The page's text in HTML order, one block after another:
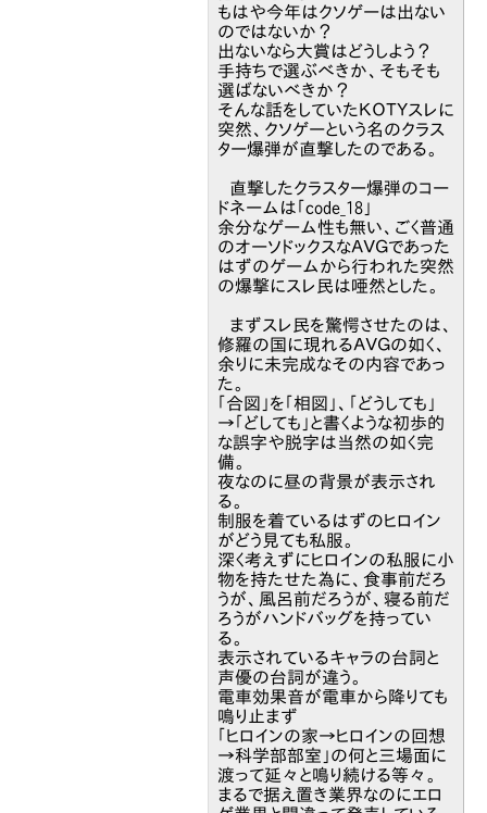
もはや今年はクソゲーは出ない
のではないか？
出ないなら大賞はどうしよう？
手持ちで選ぶべきか、そもそも
選ばないべきか？
そんな話をしていたＫＯＴＹスレに
突然、クソゲーという名のクラス
ター爆弾が直撃したのである。
直撃したクラスター爆弾のコー
ドネームは「code_18」
余分なゲーム性も無い、ごく普通
のオーソドックスなＡＶＧであった
はずのゲームから行われた突然
の爆撃にスレ民は唖然とした。
まずスレ民を驚愕させたのは、
修羅の国に現れるＡＶＧの如く、
余りに未完成なその内容であっ
た。
「合図」を「相図」、「どうしても」
→「どしても」と書くような初歩的
な誤字や脱字は当然の如く完
備。
夜なのに昼の背景が表示され
る。
制服を着ているはずのヒロイン
がどう見ても私服。
深く考えずにヒロインの私服に小
物を持たせた為に、食事前だろ
うが、風呂前だろうが、寝る前だ
ろうがハンドバッグを持ってい
る。
表示されているキャラの台詞と
声優の台詞が違う。
電車効果音が電車から降りても
鳴り止まず
「ヒロインの家→ヒロインの回想
→科学部部室」の何と三場面に
渡って延々と鳴り続ける等々。
まるで据え置き業界なのにエロ